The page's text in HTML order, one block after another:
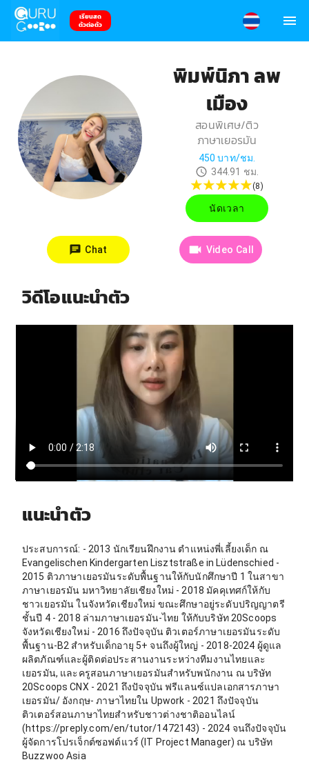
เรียนสด
ตัวต่อตัว
พิมพ์นิภา ลพ
เมือง
สอนพิเศษ/ติว
ภาษาเยอรมัน
450 บาท/ชม.
344.91 ชม.
(8)
นัดเวลา
Chat Video Call
วิดีโอแนะนำตัว
แนะนำตัว
ประสบการณ์: - 2013 นักเรียนฝึกงาน ตำแหน่งพี่เลี้ยงเด็ก ณ
Evangelischen Kindergarten Lisztstraße in Lüdenschied -
2015 ติวภาษาเยอรมันระดับพื้นฐานให้กับนักศึกษาปี 1 ในสาขา
ภาษาเยอรมัน มหาวิทยาลัยเชียงใหม่ - 2018 มัคคุเทศก์ให้กับ
ชาวเยอรมัน ในจังหวัดเชียงใหม่ ขณะศึกษาอยู่ระดับปริญญาตรี
ชั้นปี 4 - 2018 ล่ามภาษาเยอรมัน-ไทย ให้กับบริษัท 20Scoops
จังหวัดเชียงใหม่ - 2016 ถึงปัจจุบัน ติวเตอร์ภาษาเยอรมันระดับ
พื้นฐาน-B2 สำหรับเด็กอายุ 5+ จนถึงผู้ใหญ่ - 2018-2024 ผู้ดูแล
ผลิตภัณฑ์และผู้ติดต่อประสานงานระหว่างทีมงานไทยและ
เยอรมัน, และครูสอนภาษาเยอรมันสำหรับพนักงาน ณ บริษัท
20Scoops CNX - 2021 ถึงปัจจุบัน ฟรีแลนซ์แปลเอกสารภาษา
เยอรมัน/ อังกฤษ- ภาษาไทยใน Upwork - 2021 ถึงปัจจุบัน
ติวเตอร์สอนภาษาไทยสำหรับชาวต่างชาติออนไลน์
(https://preply.com/en/tutor/1472143) - 2024 จนถึงปัจจุบัน
ผู้จัดการโปรเจ็กต์ซอฟต์แวร์ (IT Project Manager) ณ บริษัท
Buzzwoo Asia